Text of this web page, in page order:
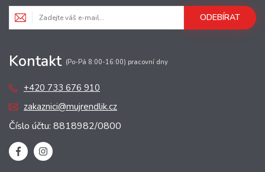
ODEBÍRAT
Kontakt (Po-Pá 8:00-16:00) pracovní dny
+420 733 676 910
zakaznici@mujrendlik.cz
Číslo účtu: 8818982/0800